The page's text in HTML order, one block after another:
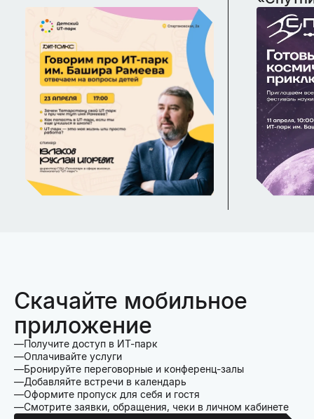
Скачайте мобильное
приложение
Получите доступ в ИТ-парк
Оплачивайте услуги
Бронируйте переговорные и конференц-залы
Добавляйте встречи в календарь
Оформите пропуск для себя и гостя
Смотрите заявки, обращения, чеки в личном кабинете